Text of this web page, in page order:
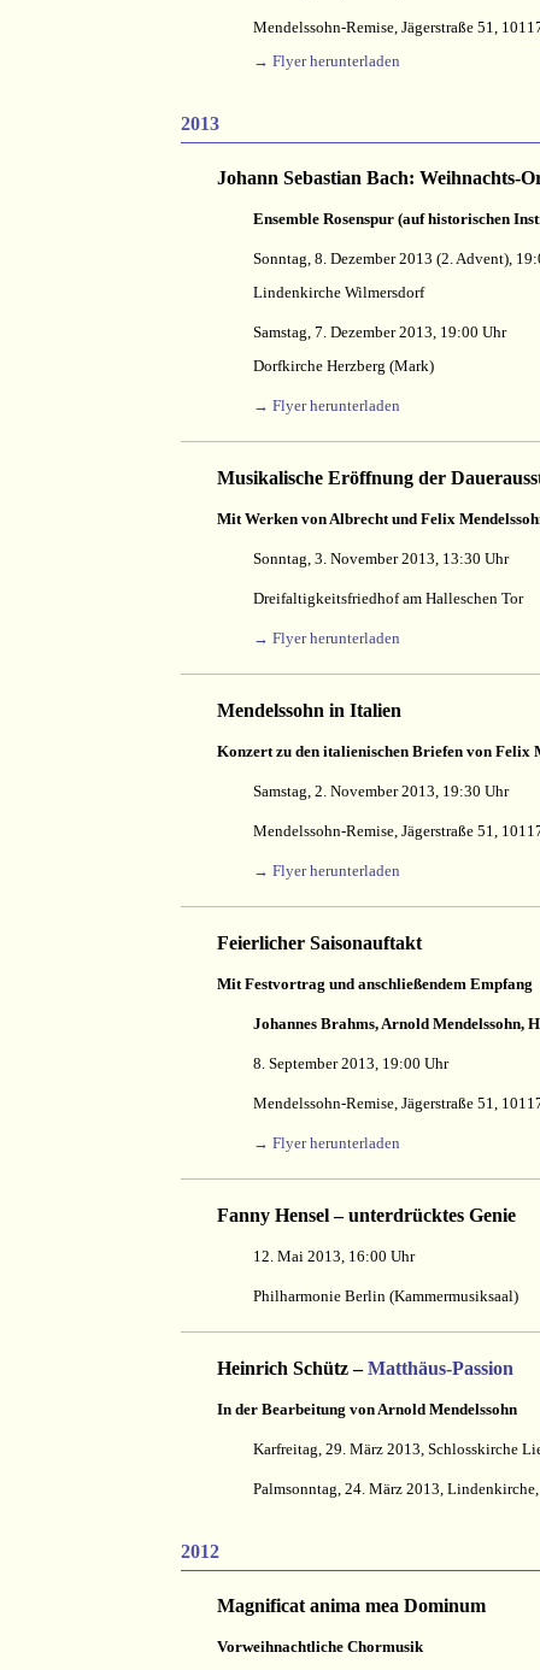
Mendelssohn-Remise, Jägerstraße 51,
→ Flyer herunterladen
2013
Johann Sebastian Bach: Weihnachts-
Ensemble Rosenspur (auf historischen
Sonntag, 8. Dezember 2013 (2. Advent),
Lindenkirche Wilmersdorf
Samstag, 7. Dezember 2013, 19:00 Uhr
Dorfkirche Herzberg (Mark)
→ Flyer herunterladen
Musikalische Eröffnung der
Mit Werken von Albrecht und Felix
Sonntag, 3. November 2013, 13:30 Uhr
Dreifaltigkeitsfriedhof am Halleschen Tor
→ Flyer herunterladen
Mendelssohn in Italien
Konzert zu den italienischen Briefen von Felix
Samstag, 2. November 2013, 19:30 Uhr
Mendelssohn-Remise, Jägerstraße 51,
→ Flyer herunterladen
Feierlicher Saisonauftakt
Mit Festvortrag und anschließendem Empfang
Johannes Brahms, Arnold Mendelssohn,
8. September 2013, 19:00 Uhr
Mendelssohn-Remise, Jägerstraße 51,
→ Flyer herunterladen
Fanny Hensel – unterdrücktes Genie
12. Mai 2013, 16:00 Uhr
Philharmonie Berlin (Kammermusiksaal)
Heinrich Schütz –Matthäus-Passion
In der Bearbeitung von Arnold Mendelssohn
Karfreitag, 29. März 2013, Schlosskirche
Palmsonntag, 24. März 2013,
2012
Magnificat anima mea Dominum
Vorweihnachtliche Chormusik